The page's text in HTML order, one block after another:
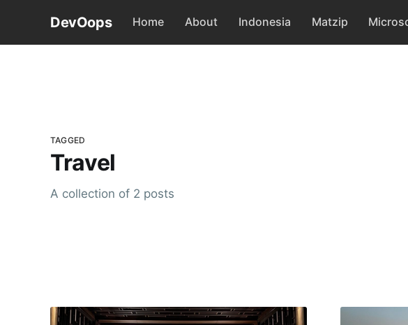
DevOops Home About Indonesia Matzip
TAGGED
Travel
A collection of 2 posts